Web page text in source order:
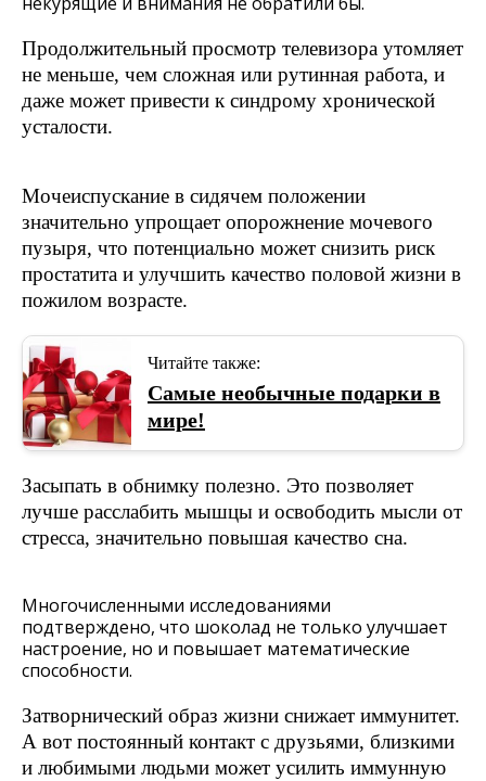
Продолжительный просмотр телевизора утомляет
не меньше, чем сложная или рутинная работа, и
даже может привести к синдрому хронической
усталости.
Мочеиспускание в сидячем положении
значительно упрощает опорожнение мочевого
пузыря, что потенциально может снизить риск
простатита и улучшить качество половой жизни в
пожилом возрасте.
Читайте также:
Самые необычные подарки в
мире!
Засыпать в обнимку полезно. Это позволяет
лучше расслабить мышцы и освободить мысли от
стресса, значительно повышая качество сна.
Многочисленными исследованиями
подтверждено, что шоколад не только улучшает
настроение, но и повышает математические
способности.
Затворнический образ жизни снижает иммунитет.
А вот постоянный контакт с друзьями, близкими
и любимыми людьми может усилить иммунную